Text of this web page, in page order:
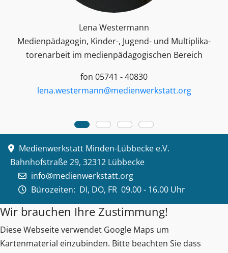
Lena Westermann
Medienpädagogin, Kinder-, Jugend- und Multiplika­
toren­arbeit im medienpädagogischen Bereich
fon 05741 - 40830
lena.westermann@medienwerkstatt.org
Medienwerkstatt Minden-Lübbecke e.V.
Bahnhofstraße 29, 32312 Lübbecke
info@medienwerkstatt.org
Bürozeiten: DI, DO, FR 09.00 - 16.00 Uhr
Wir brauchen Ihre Zustimmung!
Diese Webseite verwendet Google Maps um
Kartenmaterial einzubinden. Bitte beachten Sie dass